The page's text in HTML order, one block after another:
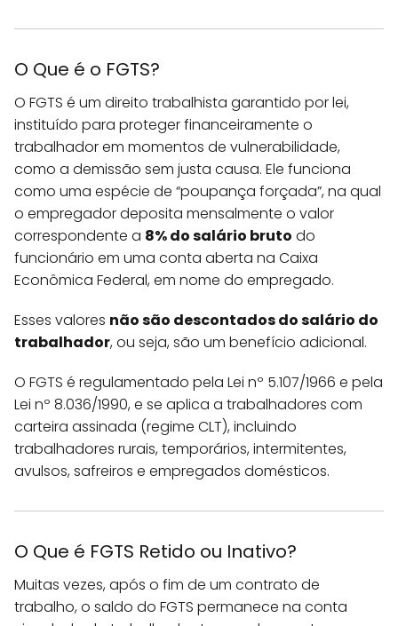
O Que é o FGTS?
O FGTS é um direito trabalhista garantido por lei,
instituído para proteger financeiramente o
trabalhador em momentos de vulnerabilidade,
como a demissão sem justa causa. Ele funciona
como uma espécie de “poupança forçada”, na qual
o empregador deposita mensalmente o valor
correspondente a 8% do salário bruto do
funcionário em uma conta aberta na Caixa
Econômica Federal, em nome do empregado.
Esses valores não são descontados do salário do
trabalhador, ou seja, são um benefício adicional.
O FGTS é regulamentado pela Lei nº 5.107/1966 e pela
Lei nº 8.036/1990, e se aplica a trabalhadores com
carteira assinada (regime CLT), incluindo
trabalhadores rurais, temporários, intermitentes,
avulsos, safreiros e empregados domésticos.
O Que é FGTS Retido ou Inativo?
Muitas vezes, após o fim de um contrato de
trabalho, o saldo do FGTS permanece na conta